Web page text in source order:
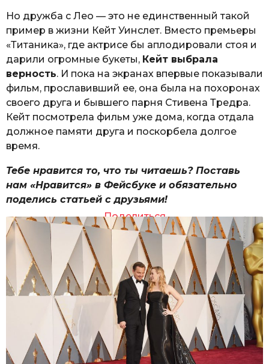
Но дружба с Лео — это не единственный такой
пример в жизни Кейт Уинслет. Вместо премьеры
«Титаника», где актрисе бы аплодировали стоя и
дарили огромные букеты, Кейт выбрала
верность. И пока на экранах впервые показывали
фильм, прославивший ее, она была на похоронах
своего друга и бывшего парня Стивена Тредра.
Кейт посмотрела фильм уже дома, когда отдала
должное памяти друга и поскорбела долгое
время.
Тебе нравится то, что ты читаешь? Поставь
нам «Нравится» в Фейсбуке и обязательно
поделись статьей с друзьями!
Поделиться